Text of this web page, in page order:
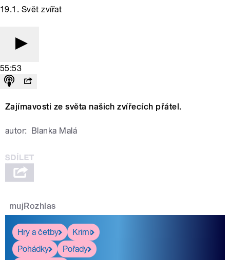
19.1. Svět zvířat
55:53
Zajímavosti ze světa našich zvířecích přátel.
autor: Blanka Malá
mujRozhlas
Hry a četby
Krimi
Pohádky
Pořady